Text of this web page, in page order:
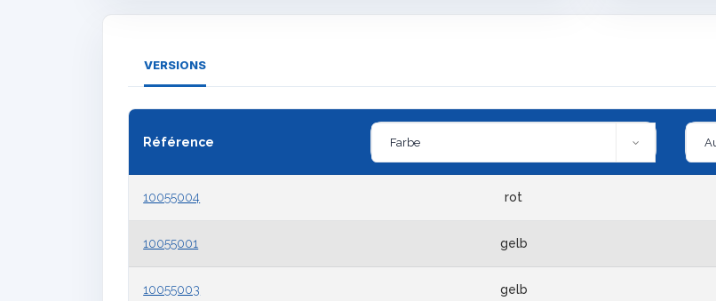
VERSIONS
Référence
10055004 rot
10055001 gelb
10055003 gelb